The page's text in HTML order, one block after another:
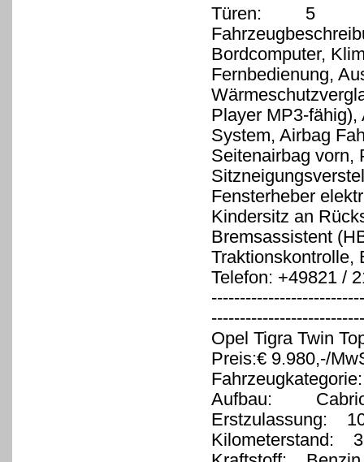
Türen: 5
Bordcomputer,
Fernbedienung,
Player MP3-
System, Airbag
Seitenairbag vorn,
Fensterheber
Kindersitz an
Bremsassistent
Traktionskontrolle,
Telefon: +49821 /
Opel Tigra Twin
Preis:€ 9.980,-/
Aufbau: Cabrio/
Erstzulassung:
Kilometerstand: